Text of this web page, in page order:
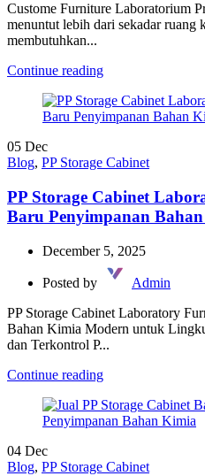
Custome Furniture Laboratorium
menuntut lebih dari sekadar ruang
membutuhkan...
Continue reading
05 Dec
Blog, PP Storage Cabinet
PP Storage Cabinet
Baru Penyimpanan
December 5, 2025
Posted by
Admin
PP Storage Cabinet Laboratory
Bahan Kimia Modern untuk
dan Terkontrol P...
Continue reading
04 Dec
Blog, PP Storage Cabinet